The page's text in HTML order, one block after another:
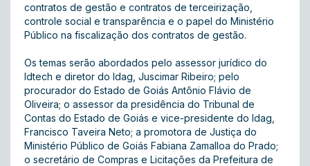
contratos de gestão e contratos de terceirização,
controle social e transparência e o papel do Ministério
Público na fiscalização dos contratos de gestão.
Os temas serão abordados pelo assessor jurídico do
Idtech e diretor do Idag, Juscimar Ribeiro; pelo
procurador do Estado de Goiás Antônio Flávio de
Oliveira; o assessor da presidência do Tribunal de
Contas do Estado de Goiás e vice-presidente do Idag,
Francisco Taveira Neto; a promotora de Justiça do
Ministério Público de Goiás Fabiana Zamalloa do Prado;
o secretário de Compras e Licitações da Prefeitura de